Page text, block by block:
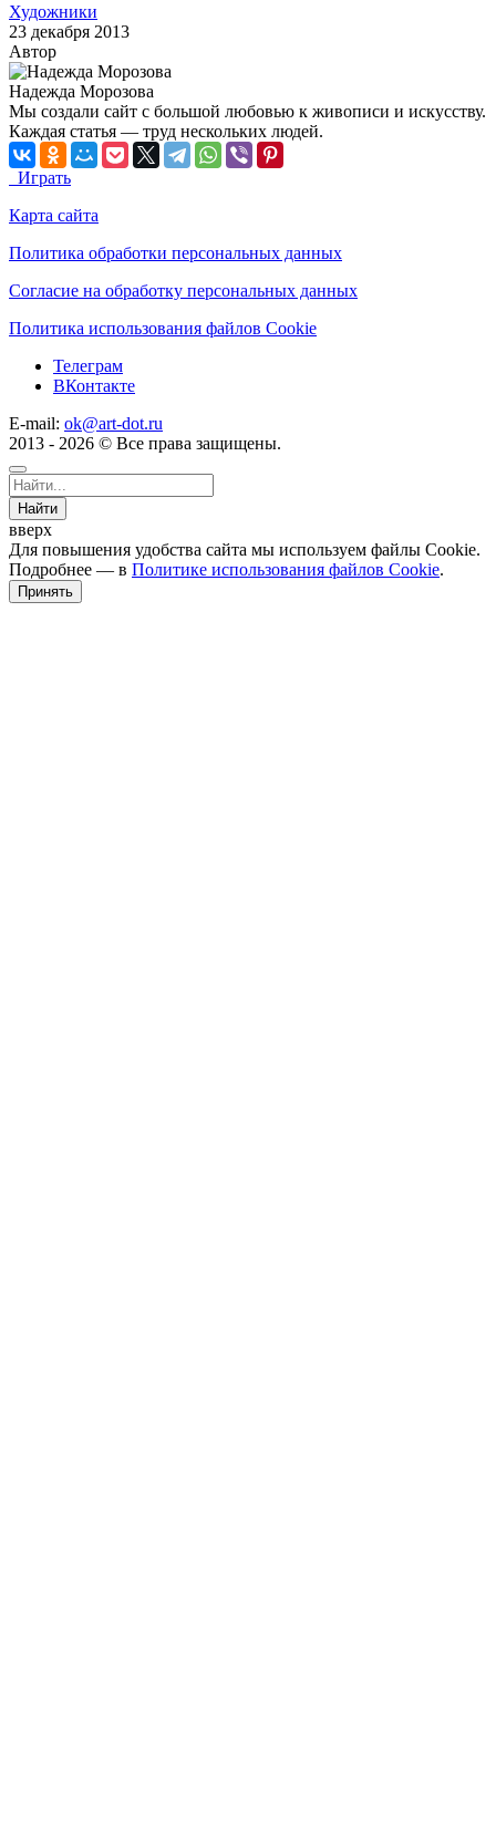
Художники
23 декабря 2013
Автор
Надежда Морозова
Мы создали сайт с большой любовью к живописи и искусству.
Каждая статья — труд нескольких людей.
Играть
Карта сайта
Политика обработки персональных данных
Согласие на обработку персональных данных
Политика использования файлов Cookie
Телеграм
ВКонтакте
E-mail: ok@art-dot.ru
2013 - 2026 © Все права защищены.
Найти
вверх
Для повышения удобства сайта мы используем файлы Cookie.
Подробнее — в Политике использования файлов Cookie.
Принять